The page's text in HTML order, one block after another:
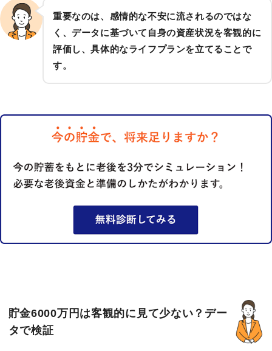
重要なのは、感情的な不安に流されるのではな
く、データに基づいて自身の資産状況を客観的に
評価し、具体的なライフプランを立てることで
す。
貯金6000万円は客観的に見て少ない？デー
タで検証